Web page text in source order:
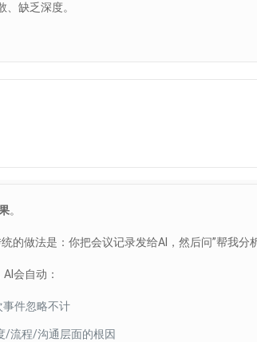
缺乏深度。
。
的做法是：你把会议记录发给AI，然后问”帮我分
会自动：
事件忽略不计
/流程/沟通层面的根因